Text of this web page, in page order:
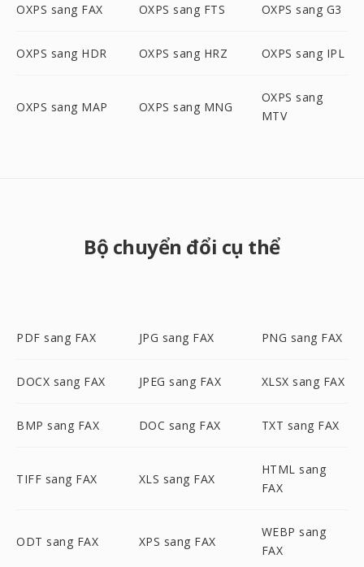
OXPS sang FAX OXPS sang FTS OXPS sang G3
OXPS sang HDR OXPS sang HRZ OXPS sang IPL
OXPS sang MAP OXPS sang MNG
OXPS sang
MTV
Bộ chuyển đổi cụ thể
PDF sang FAX JPG sang FAX PNG sang FAX
DOCX sang FAX JPEG sang FAX XLSX sang FAX
BMP sang FAX DOC sang FAX TXT sang FAX
TIFF sang FAX XLS sang FAX
HTML sang
FAX
ODT sang FAX XPS sang FAX
WEBP sang
FAX